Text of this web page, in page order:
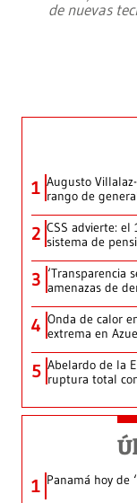
de nuevas
1 Augusto
rango de
2 CSS advierte:
sistema de
3 ‘Transparencia
amenazas de
4 Onda de calor
extrema en
5 Abelardo de la
ruptura total
1 Panamá hoy de